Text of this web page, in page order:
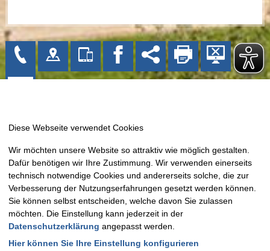
Gemeinde Bissendorf
Kirchplatz 1
49143 Bissendorf
Tel: 05402 404-0
Fax: 05402 404-133
info@bissendorf.de
Montag - Freitag: 09.00 Uhr - 12.00 Uhr
Wir möchten unsere Website so attraktiv wie möglich gestalten.
Dafür benötigen wir Ihre Zustimmung. Wir verwenden einerseits
technisch notwendige Cookies und andererseits solche, die zur
Verbesserung der Nutzungserfahrungen gesetzt werden können.
Sie können selbst entscheiden, welche davon Sie zulassen
möchten. Die Einstellung kann jederzeit in der
Datenschutzerklärung angepasst werden.
Hier können Sie Ihre Einstellung konfigurieren